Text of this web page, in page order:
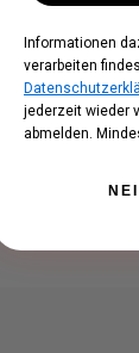
Informationen
verarbeiten
jederzeit wieder
abmelden.